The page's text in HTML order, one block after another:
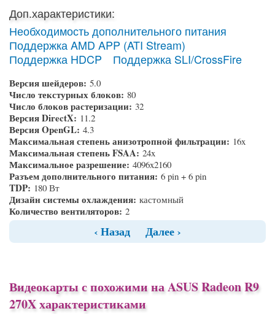
Доп.характеристики:
Необходимость дополнительного питания
Поддержка AMD APP (ATI Stream)
Поддержка HDCP
Поддержка SLI/CrossFire
Версия шейдеров: 5.0
Число текстурных блоков: 80
Число блоков растеризации: 32
Версия DirectX: 11.2
Версия OpenGL: 4.3
Максимальная степень анизотропной фильтрации: 16x
Максимальная степень FSAA: 24x
Максимальное разрешение: 4096x2160
Разъем дополнительного питания: 6 pin + 6 pin
TDP: 180 Вт
Дизайн системы охлаждения: кастомный
Количество вентиляторов: 2
‹ Назад Далее ›
Видеокарты с похожими на ASUS Radeon R9
270X характеристиками